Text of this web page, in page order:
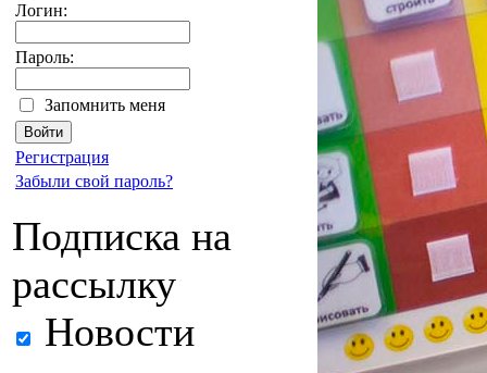
Логин:
Пароль:
Запомнить меня
Регистрация
Забыли свой пароль?
Подписка на
рассылку
Новости